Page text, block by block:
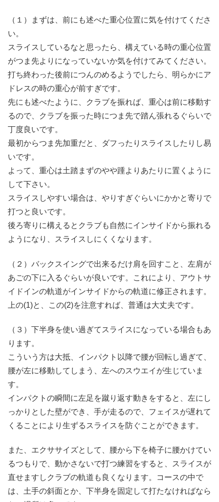
（１）まずは、前にも述べた重心位置に気を付けてくださ
い。
スライスしているなと思ったら、構えている時の重心位置
がつま先よりになっていないか気を付けてみてください。
打ち終わった後前につんのめるようでしたら、明らかにア
ドレスの時の重心が前すぎです。
先にも述べたように、クラブを振れば、重心は前に移動す
るので、クラブを振った時につま先で踏ん張れるぐらいで
丁度良いです。
最初からつま先加重だと、ダフったりスライスしたりし易
いです。
よって、重心は土踏まずのやや踵よりあたりに置くように
して下さい。
スライスしやすい場合は、やりすぎぐらいにかかと寄りで
打つと良いです。
後ろ寄りに構えるとクラブも自然にインサイドから振れる
ようになり、スライスしにくくなります。
（２）バックスイングで出来るだけ肩を回すこと、左肩が
あごの下に入るぐらいが良いです。これにより、アウトサ
イドインの軌道がインサイドからの軌道に修正されます。
上の(1)と、この(2)を注意すれば、普通は大丈夫です。
（３）下半身を使い過ぎてスライスになっている場合もあ
ります。
こういう方は大抵、インパクト以降で腰が回転し過ぎて、
腰が左に移動してしまう、左へのスウエイが生じていま
す。
インパクトの瞬間に左足を蹴り返す動きをすると、左にし
っかりとした壁ができ、手が走るので、フェイスが遅れて
くることにより生ずるスライスを防ぐことができます。
また、エクササイズとして、腰から下を椅子に腰かけてい
るつもりで、動かさないで打つ練習をすると、スライスが
直せますしクラブの軌道も良くなります。コースの中で
は、土手の斜面とか、下半身を固定して打たなければなら